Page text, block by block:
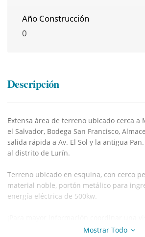
Año Construcción
0
Descripción
Extensa área de terreno ubicado cerca a
el Salvador, Bodega San Francisco,
salida rápida a Av. El Sol y la antigua
al distrito de Lurín.
Terreno ubicado en esquina, con cerco
material noble, portón metálico para
energía eléctrica de 500kw.
con nuestro agente inmobiliario!
Mostrar Todo